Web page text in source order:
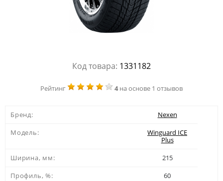
Код товара: 1331182
Рейтинг 4на основе 1 отзывов
Бренд:
Nexen
Модель:
Winguard ICE
Plus
Ширина, мм:
215
Профиль, %:
60